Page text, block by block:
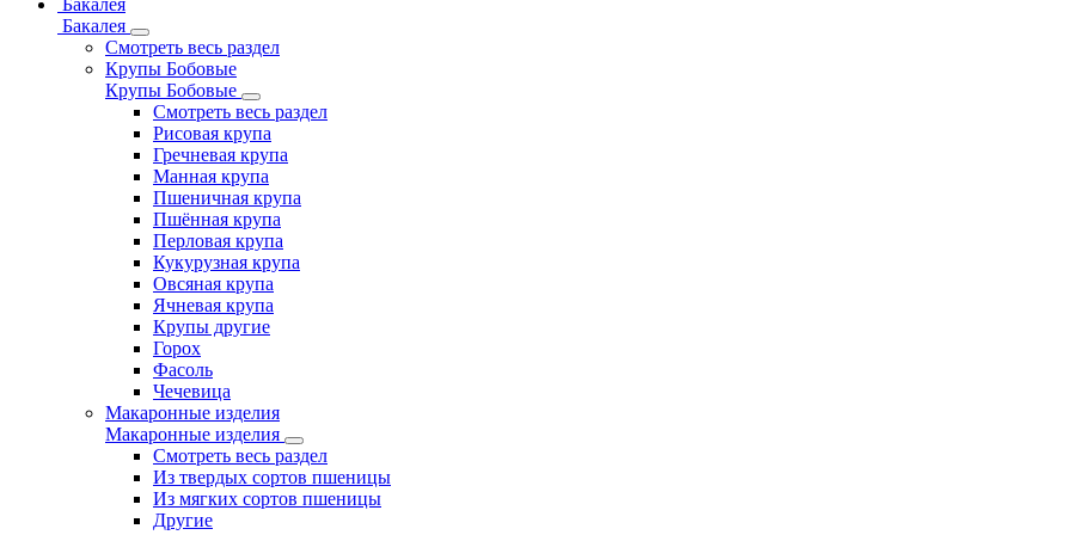
Бакалея
Бакалея
Смотреть весь раздел
Крупы Бобовые
Крупы Бобовые
Смотреть весь раздел
Рисовая крупа
Гречневая крупа
Манная крупа
Пшеничная крупа
Пшённая крупа
Перловая крупа
Кукурузная крупа
Овсяная крупа
Ячневая крупа
Крупы другие
Горох
Фасоль
Чечевица
Макаронные изделия
Макаронные изделия
Смотреть весь раздел
Из твердых сортов пшеницы
Из мягких сортов пшеницы
Другие